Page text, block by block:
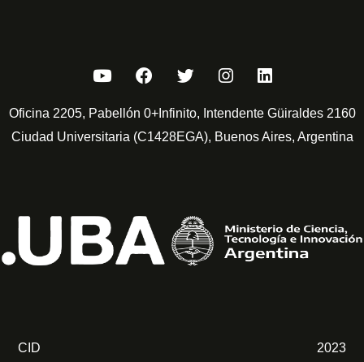
Oficina 2205, Pabellón 0+Infinito, Intendente Güiraldes 2160
Ciudad Universitaria (C1428EGA), Buenos Aires, Argentina
CID 2023